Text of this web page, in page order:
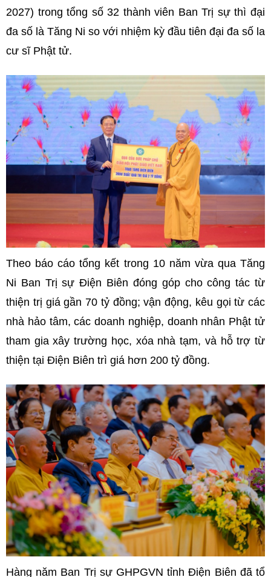
2027) trong tổng số 32 thành viên Ban Trị sự thì đại
đa số là Tăng Ni so với nhiệm kỳ đầu tiên đại đa số la
cư sĩ Phật tử.
Theo báo cáo tổng kết trong 10 năm vừa qua Tăng
Ni Ban Trị sự Điện Biên đóng góp cho công tác từ
thiện trị giá gần 70 tỷ đồng; vận động, kêu gọi từ các
nhà hảo tâm, các doanh nghiệp, doanh nhân Phật tử
tham gia xây trường học, xóa nhà tạm, và hỗ trợ từ
thiện tại Điện Biên trì giá hơn 200 tỷ đồng.
Hàng năm Ban Trị sự GHPGVN tỉnh Điện Biên đã tổ